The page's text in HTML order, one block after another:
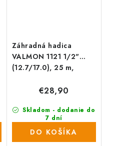
Záhradná hadica
VALMON 1121 1/2"
(12.7/17.0), 25 m,
Skladom - dodanie do
7 dní
(71 ks)
€28,90
DO KOŠÍKA